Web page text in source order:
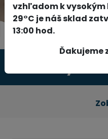
vzhľadom k
29°C je náš sklad
13:00 hod.
Ďakujeme